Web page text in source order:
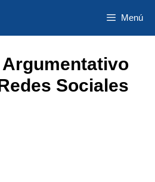
Menú
Sociales